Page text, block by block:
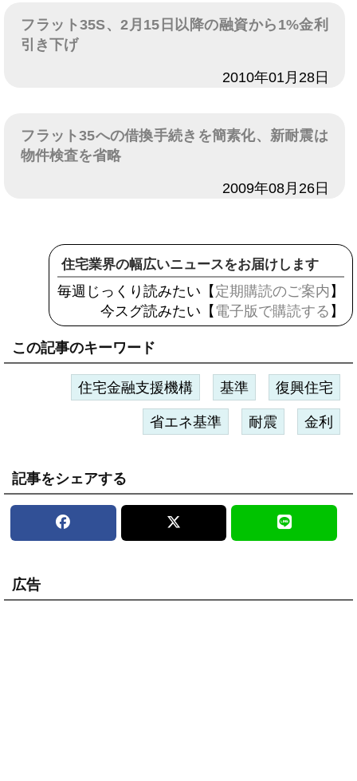
フラット35S、2月15日以降の融資から1%金利
引き下げ
2010年01月28日
フラット35への借換手続きを簡素化、新耐震は
物件検査を省略
2009年08月26日
住宅業界の幅広いニュースをお届けします
毎週じっくり読みたい【 定期購読のご案内 】
今スグ読みたい【 電子版で購読する 】
この記事のキーワード
住宅金融支援機構 基準 復興住宅
省エネ基準 耐震 金利
記事をシェアする
広告